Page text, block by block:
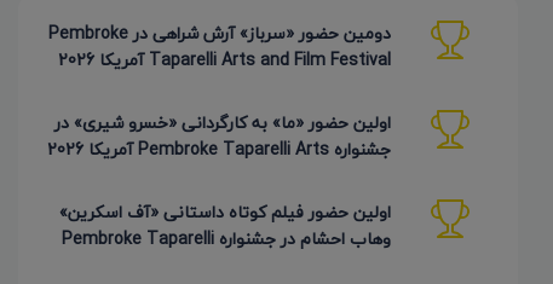
دومین حضور «سرباز» آرش شراهی در Pembroke
Taparelli Arts and Film Festival آمریکا 2026
اولین حضور «ما» به کارگردانی «خسرو شیری» در
جشنواره Pembroke Taparelli Arts آمریکا 2026
اولین حضور فیلم کوتاه داستانی «آف اسکرین»
وهاب احشام در جشنواره Pembroke Taparelli